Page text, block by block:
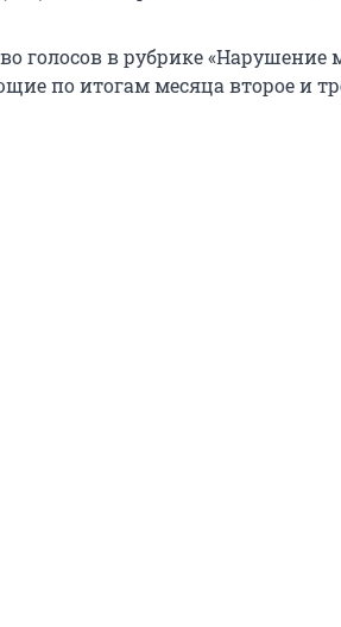
голосов в рубрике «Нарушение
по итогам месяца второе и